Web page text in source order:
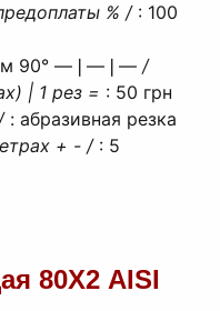
% / : 100
90° ―❘―❘― /
| 1 рез = : 50 грн
: абразивная резка
+ - / : 5
80Х2 AISI